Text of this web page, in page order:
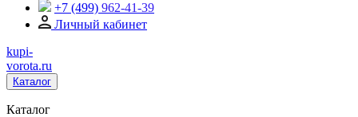
+7 (499) 962-41-39
Личный кабинет
kupi-
vorota.ru
Каталог
Каталог